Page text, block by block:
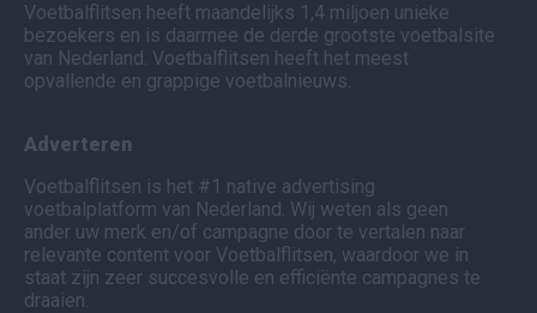
Voetbalflitsen heeft maandelijks 1,4 miljoen unieke
bezoekers en is daarmee de derde grootste voetbalsite
van Nederland. Voetbalflitsen heeft het meest
opvallende en grappige voetbalnieuws.
Adverteren
Voetbalflitsen is het #1 native advertising
voetbalplatform van Nederland. Wij weten als geen
ander uw merk en/of campagne door te vertalen naar
relevante content voor Voetbalflitsen, waardoor we in
staat zijn zeer succesvolle en efficiënte campagnes te
draaien.